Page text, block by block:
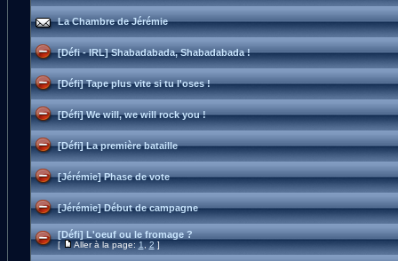
La Chambre de Jérémie
[Défi - IRL] Shabadabada, Shabadabada !
[Défi] Tape plus vite si tu l'oses !
[Défi] We will, we will rock you !
[Défi] La première bataille
[Jérémie] Phase de vote
[Jérémie] Début de campagne
[Défi] L'oeuf ou le fromage ?
[ Aller à la page:1,2]